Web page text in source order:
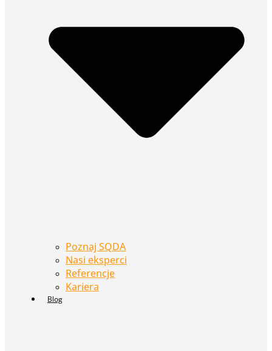
Poznaj SQDA
Nasi eksperci
Referencje
Kariera
Blog